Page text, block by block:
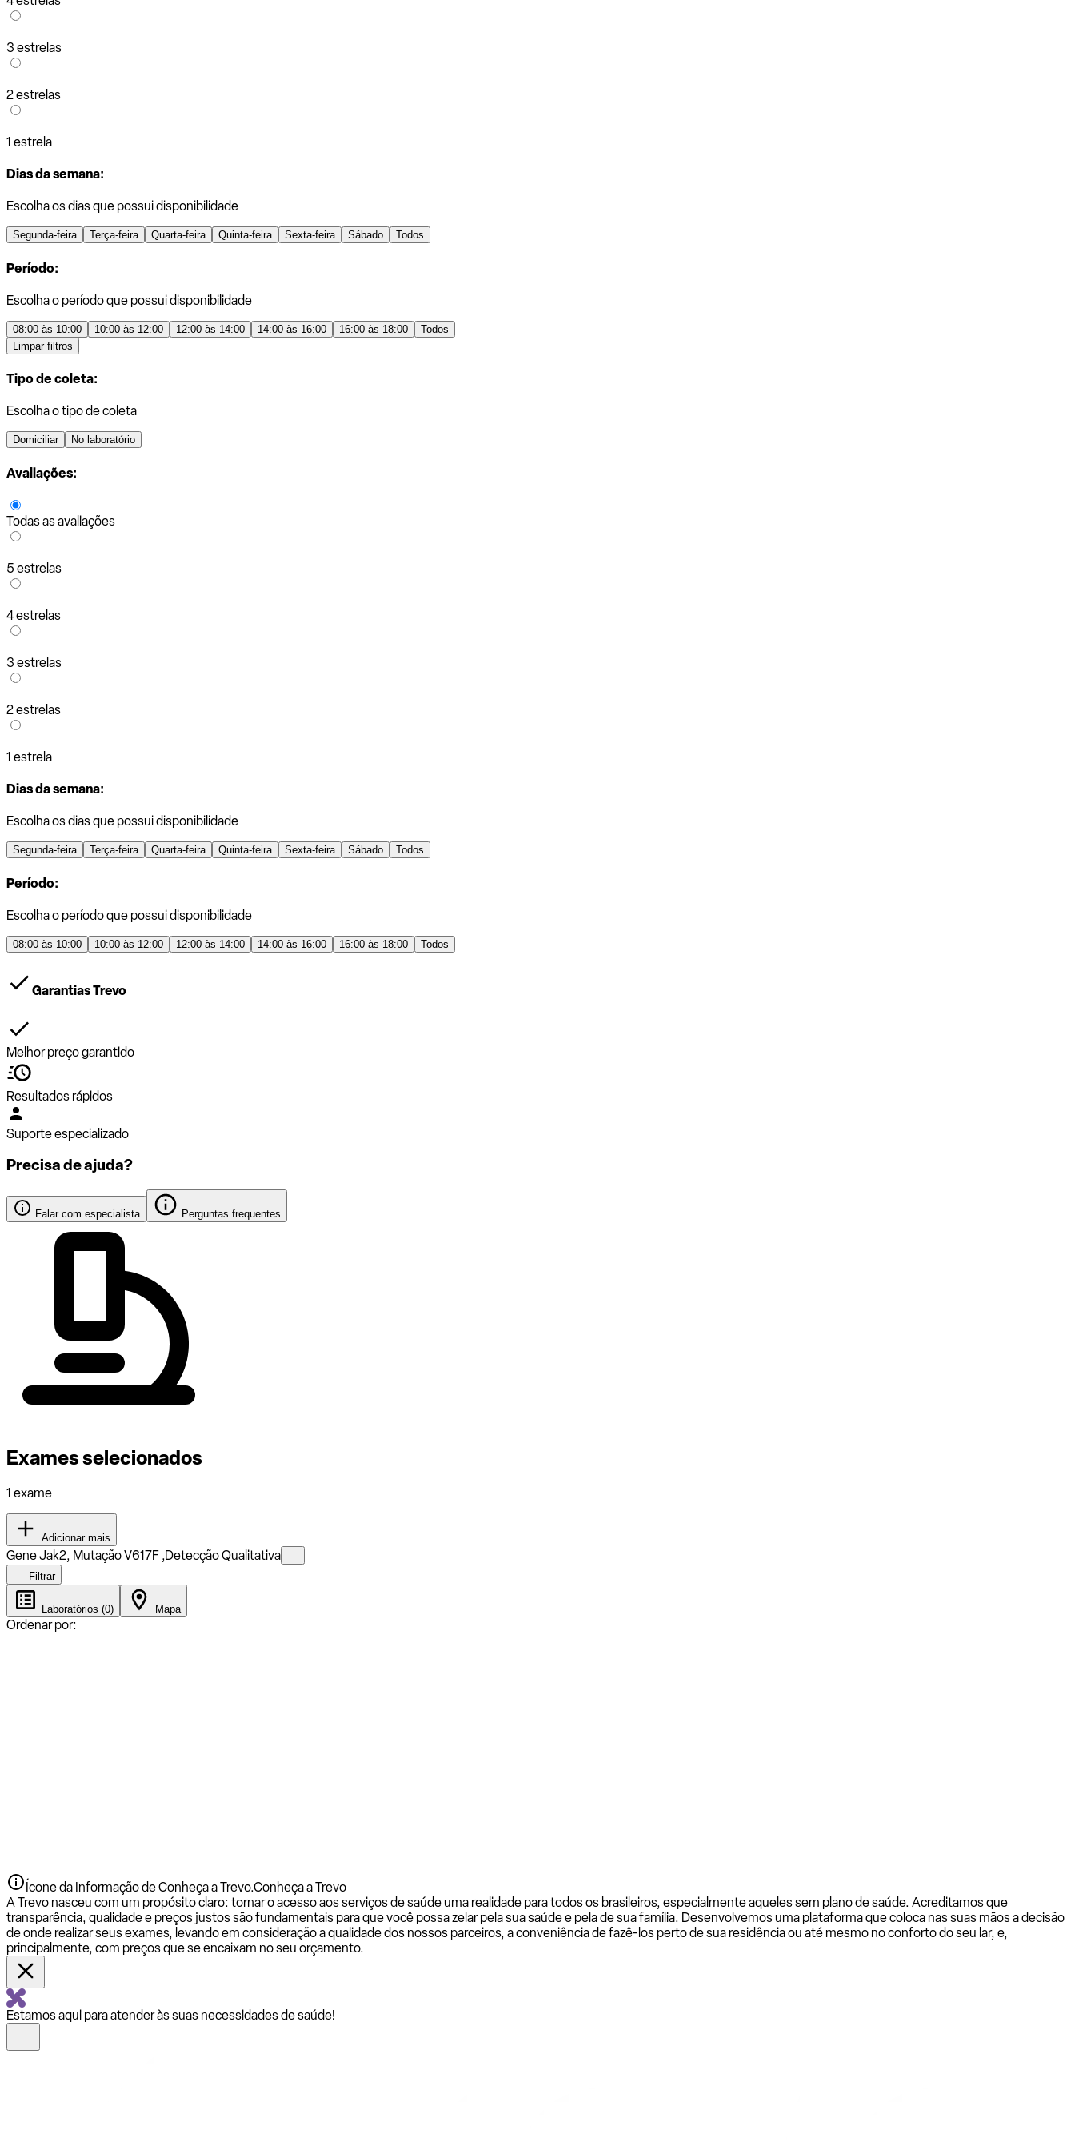
3 estrelas
2 estrelas
1 estrela
Dias da semana:
Escolha os dias que possui disponibilidade
Segunda-feira Terça-feira Quarta-feira Quinta-feira Sexta-feira Sábado Todos
Período:
Escolha o período que possui disponibilidade
08:00 às 10:00 10:00 às 12:00 12:00 às 14:00 14:00 às 16:00 16:00 às 18:00
Todos
Limpar filtros
Tipo de coleta:
Escolha o tipo de coleta
Domiciliar No laboratório
Avaliações:
Todas as avaliações
5 estrelas
4 estrelas
3 estrelas
2 estrelas
1 estrela
Dias da semana:
Escolha os dias que possui disponibilidade
Segunda-feira Terça-feira Quarta-feira Quinta-feira Sexta-feira Sábado Todos
Período:
Escolha o período que possui disponibilidade
08:00 às 10:00 10:00 às 12:00 12:00 às 14:00 14:00 às 16:00 16:00 às 18:00 Todos
Garantias Trevo
Melhor preço garantido
Resultados rápidos
Suporte especializado
Precisa de ajuda?
Falar com especialista Perguntas frequentes
Exames selecionados
1 exame
Adicionar mais
Gene Jak2, Mutação V617F ,Detecção Qualitativa
Filtrar
Laboratórios (0) Mapa
Ordenar por:
Ícone da Informação de Conheça a Trevo.Conheça a Trevo
A Trevo nasceu com um propósito claro: tornar o acesso aos serviços de saúde uma realidade para todos os brasileiros, especialmente aqueles sem plano de saúde. Acreditamos que
transparência, qualidade e preços justos são fundamentais para que você possa zelar pela sua saúde e pela de sua família. Desenvolvemos uma plataforma que coloca nas suas mãos a decisão
de onde realizar seus exames, levando em consideração a qualidade dos nossos parceiros, a conveniência de fazê-los perto de sua residência ou até mesmo no conforto do seu lar, e,
principalmente, com preços que se encaixam no seu orçamento.
Estamos aqui para atender às suas necessidades de saúde!